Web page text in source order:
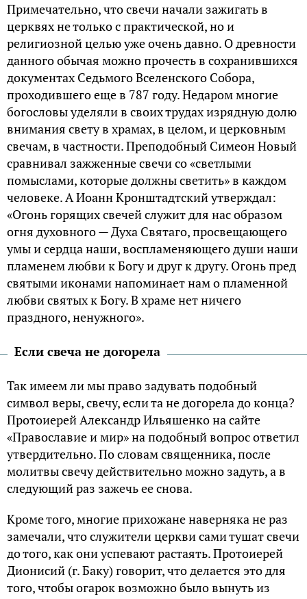
Примечательно, что свечи начали зажигать в
церквях не только с практической, но и
религиозной целью уже очень давно. О древности
данного обычая можно прочесть в сохранившихся
документах Седьмого Вселенского Собора,
проходившего еще в 787 году. Недаром многие
богословы уделяли в своих трудах изрядную долю
внимания свету в храмах, в целом, и церковным
свечам, в частности. Преподобный Симеон Новый
сравнивал зажженные свечи со «светлыми
помыслами, которые должны светить» в каждом
человеке. А Иоанн Кронштадтский утверждал:
«Огонь горящих свечей служит для нас образом
огня духовного — Духа Святаго, просвещающего
умы и сердца наши, воспламеняющего души наши
пламенем любви к Богу и друг к другу. Огонь пред
святыми иконами напоминает нам о пламенной
любви святых к Богу. В храме нет ничего
праздного, ненужного».
Если свеча не догорела
Так имеем ли мы право задувать подобный
символ веры, свечу, если та не догорела до конца?
Протоиерей Александр Ильяшенко на сайте
«Православие и мир» на подобный вопрос ответил
утвердительно. По словам священника, после
молитвы свечу действительно можно задуть, а в
следующий раз зажечь ее снова.
Кроме того, многие прихожане наверняка не раз
замечали, что служители церкви сами тушат свечи
до того, как они успевают растаять. Протоиерей
Дионисий (г. Баку) говорит, что делается это для
того, чтобы огарок возможно было вынуть из